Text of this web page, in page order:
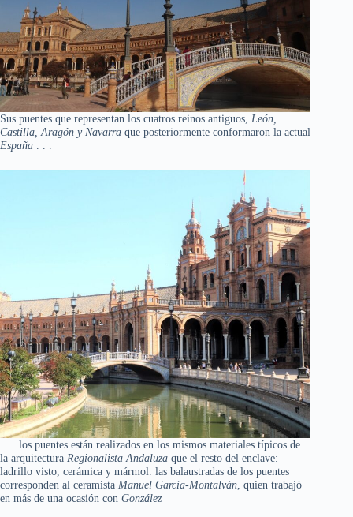
Sus puentes que representan los cuatros reinos antiguos, León,
Castilla, Aragón y Navarra que posteriormente conformaron la actual
España . . .
. . . los puentes están realizados en los mismos materiales típicos de
la arquitectura Regionalista Andaluza que el resto del enclave:
ladrillo visto, cerámica y mármol. las balaustradas de los puentes
corresponden al ceramista Manuel García-Montalván , quien trabajó
en más de una ocasión con González